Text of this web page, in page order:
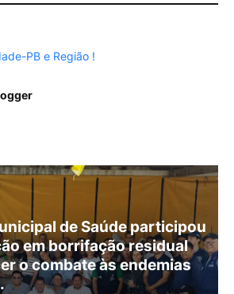
PB e Região !
de Saúde participou
em borrifação residual
o combate às endemias